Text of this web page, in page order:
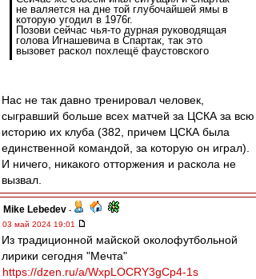
не валяется на дне той глубочайшей ямы в
которую угодил в 1976г.
Позови сейчас чья-то дурная руководящая
голова Игнашевича в Спартак, так это
вызовет раскол похлещё фаустовского
Нас не так давно тренировал человек,
сыгравший больше всех матчей за ЦСКА за всю
историю их клуба (382, причем ЦСКА была
единственной командой, за которую он играл).
И ничего, никакого отторжения и раскола не
вызвал.
Mike Lebedev -
03 май 2024 19:01
Из традиционной майской околофутбольной
лирики сегодня "Мечта"
https://dzen.ru/a/WxpLOCRY3gCp4-1s